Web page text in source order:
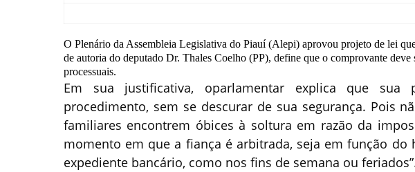
O Plenário da Assembleia Legislativa do Piauí (Alepi) aprovou projeto de lei
de autoria do deputado Dr. Thales Coelho (PP), define que o comprovante
processuais.
Em sua justificativa, oparlamentar explica que sua
procedimento, sem se descurar de sua segurança. Pois
familiares encontrem óbices à soltura em razão da
momento em que a fiança é arbitrada, seja em função
expediente bancário, como nos fins de semana ou